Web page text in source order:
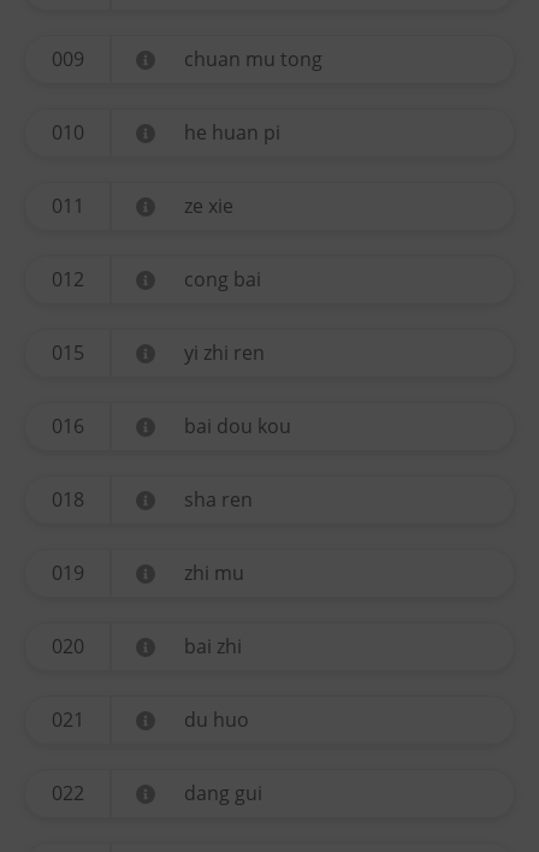
009 chuan mu tong
010 he huan pi
011 ze xie
012 cong bai
015 yi zhi ren
016 bai dou kou
018 sha ren
019 zhi mu
020 bai zhi
021 du huo
022 dang gui